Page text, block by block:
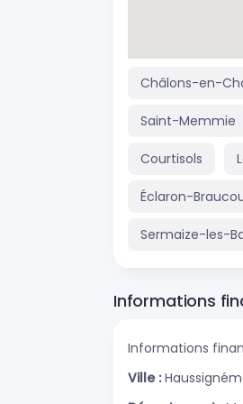
Châlons-en-
Saint-Memmie
Courtisols
Éclaron-
Sermaize-les-
Informations
Informations
Ville :